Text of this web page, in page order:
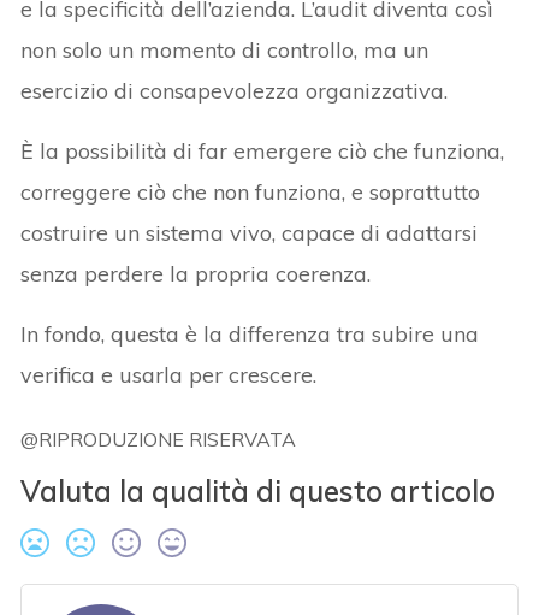
e la specificità dell’azienda. L’audit diventa così
non solo un momento di controllo, ma un
esercizio di consapevolezza organizzativa.
È la possibilità di far emergere ciò che funziona,
correggere ciò che non funziona, e soprattutto
costruire un sistema vivo, capace di adattarsi
senza perdere la propria coerenza.
In fondo, questa è la differenza tra subire una
verifica e usarla per crescere.
@RIPRODUZIONE RISERVATA
Valuta la qualità di questo articolo